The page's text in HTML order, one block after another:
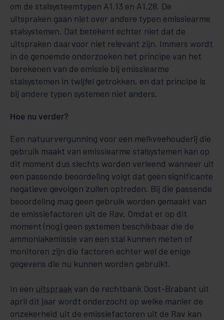
om de stalsysteemtypen A1.13 en A1.28. De
uitspraken gaan niet over andere typen emissiearme
stalsystemen. Dat betekent echter niet dat de
uitspraken daarvoor niet relevant zijn. Immers wordt
in de genoemde onderzoeken het principe van het
berekenen van de emissie bij emissiearme
stalsystemen in twijfel getrokken, en dat principe is
bij andere typen systemen niet anders.
Hoe nu verder?
Een natuurvergunning voor een melkveehouderij die
gebruik maakt van emissiearme stalsystemen kan op
dit moment dus slechts worden verleend wanneer uit
een passende beoordeling volgt dat geen significante
negatieve gevolgen zullen optreden. Bij die passende
beoordeling mag geen gebruik worden gemaakt van
de emissiefactoren uit de Rav. Omdat er op dit
moment (nog) geen systemen beschikbaar die de
ammoniakemissie van een stal kunnen meten of
monitoren zijn die factoren echter wel de enige
gegevens die nu kunnen worden gebruikt.
In een uitspraak van de rechtbank Oost-Brabant uit
april dit jaar wordt onderzocht op welke manier de
onzekerheid uit de emissiefactoren uit de Rav kan